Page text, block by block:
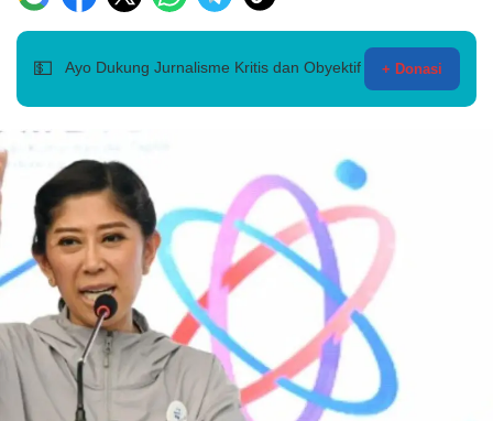
💵 Ayo Dukung Jurnalisme Kritis dan Obyektif + Donasi